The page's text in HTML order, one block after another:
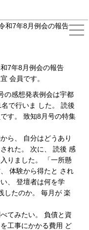
和7年8月例会の報告
7年8月例会の報告
会員です。
の感想発表例会は宇都
で行いま した。 読後
す。 致知8月号の特集
ら、 自分はどうあり
れた。 次に、 読後 感
りました。 「一所懸
体験から得たと され
、 登壇者は何を学
したのか。 毎月が 楽
てみたい。 負債と資
工事にかかる費用 ど